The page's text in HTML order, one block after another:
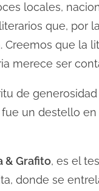
locales,
que, por
Creemos que la
merece ser
de
un destello
& Grafito, es el
donde se